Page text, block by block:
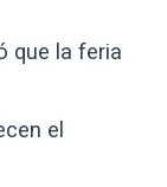
que la feria
el